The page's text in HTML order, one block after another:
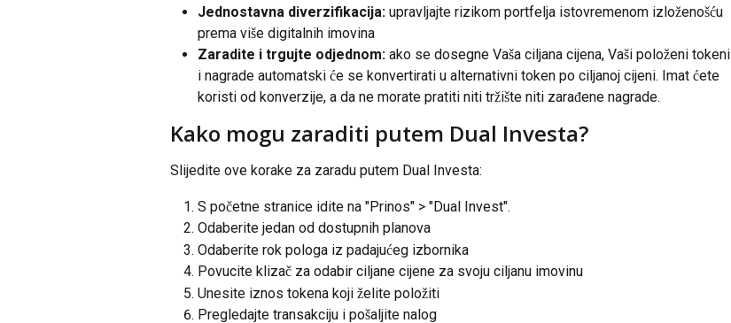
Jednostavna diverzifikacija: upravljajte rizikom portfelja istovremenom izloženošću
prema više digitalnih imovina
Zaradite i trgujte odjednom: ako se dosegne Vaša ciljana cijena, Vaši položeni tokeni
i nagrade automatski će se konvertirati u alternativni token po ciljanoj cijeni. Imat ćete
koristi od konverzije, a da ne morate pratiti niti tržište niti zarađene nagrade.
Kako mogu zaraditi putem Dual Investa?
Slijedite ove korake za zaradu putem Dual Investa:
S početne stranice idite na "Prinos" > "Dual Invest".
Odaberite jedan od dostupnih planova
Odaberite rok pologa iz padajućeg izbornika
Povucite klizač za odabir ciljane cijene za svoju ciljanu imovinu
Unesite iznos tokena koji želite položiti
Pregledajte transakciju i pošaljite nalog